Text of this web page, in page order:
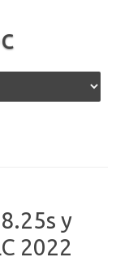
y
2022